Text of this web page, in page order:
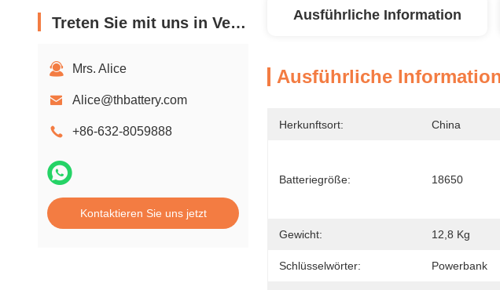
Treten Sie mit uns in Verbindung
Mrs. Alice
Alice@thbattery.com
+86-632-8059888
Kontaktieren Sie uns jetzt
Ausführliche Information
Ausführliche
Herkunftsort: China
Batteriegröße: 18650
Gewicht: 12,8 Kg
Schlüsselwörter: Powerbank